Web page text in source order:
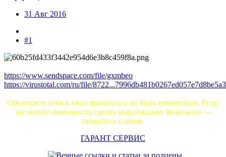
31 Авг 2016
#1
https://www.sendspace.com/file/gxmbeo
https://virustotal.com/ru/file/
Обезопасте себя и свои финансы и не быть обманутым. Если
вы хотите произвести сделку максимально безопасно —
свяжитесь с ними.
ГАРАНТ СЕРВИС